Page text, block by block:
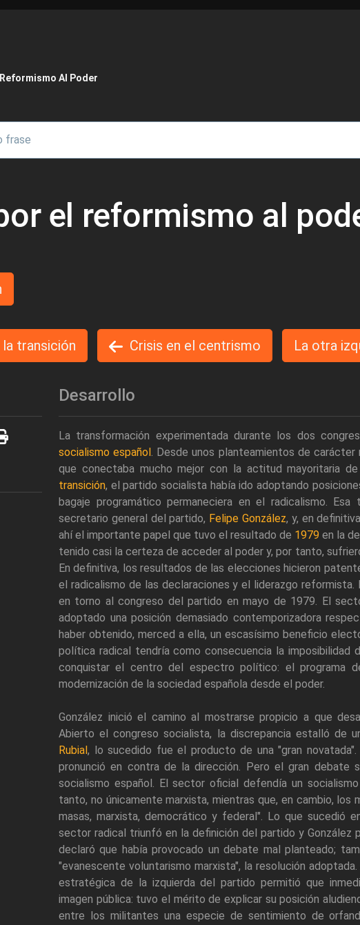
de ayuda a la navegación
Reformismo Al Poder
el reformismo al
transición Crisis en el centrismo La otra
Desarrollo
La transformación experimentada durante los dos
socialismo español. Desde unos planteamientos de
que conectaba mucho mejor con la actitud mayoritaria
transición, el partido socialista había ido adoptando
bagaje programático permaneciera en el radicalismo.
secretario general del partido, Felipe González, y, en
ahí el importante papel que tuvo el resultado de 1979 en la
tenido casi la certeza de acceder al poder y, por tanto,
En definitiva, los resultados de las elecciones hicieron
el radicalismo de las declaraciones y el liderazgo
en torno al congreso del partido en mayo de 1979. El
adoptado una posición demasiado contemporizadora
haber obtenido, merced a ella, un escasísimo beneficio
política radical tendría como consecuencia la
conquistar el centro del espectro político: el programa
modernización de la sociedad española desde el poder.
González inició el camino al mostrarse propicio a que
Abierto el congreso socialista, la discrepancia estalló de
Rubial, lo sucedido fue el producto de una "gran
pronunció en contra de la dirección. Pero el gran debate
socialismo español. El sector oficial defendía un
tanto, no únicamente marxista, mientras que, en cambio,
masas, marxista, democrático y federal". Lo que sucedió
sector radical triunfó en la definición del partido y González
declaró que había provocado un debate mal planteado;
"evanescente voluntarismo marxista", la resolución
estratégica de la izquierda del partido permitió que
imagen pública: tuvo el mérito de explicar su posición
entre los militantes una especie de sentimiento de